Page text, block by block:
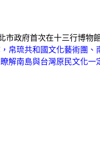
市政府首次在十三行博物
琉共和國文化藝術團
南島與台灣原民文化